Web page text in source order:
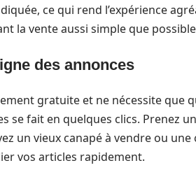
ce qui rend l’expérience
la vente aussi simple que
des annonces
gratuite et ne nécessite que
se fait en quelques clics. Prenez
un vieux canapé à vendre ou
vos articles rapidement.